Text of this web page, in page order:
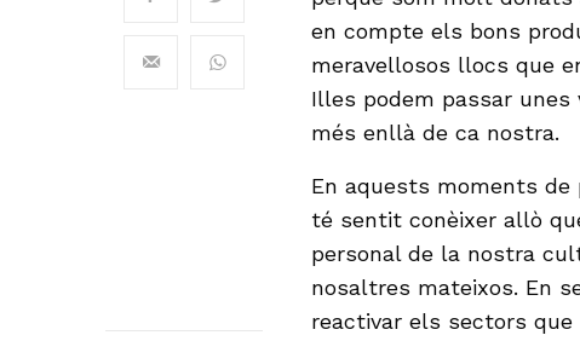
en compte els bons
meravellosos llocs que
Illes podem passar unes
més enllà de ca nostra.
En aquests moments de
té sentit conèixer allò
personal de la nostra
nosaltres mateixos. En
reactivar els sectors